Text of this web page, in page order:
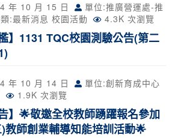
年 10 月 15 日
單位:推廣營運處-推
:最新消息 校園活動 4.3K 次瀏覽
】1131 TQC校園測驗公告(第二
年 10 月 14 日
單位:創新育成中心
1.9K 次瀏覽
】🌟敬邀全校教師踴躍報名參加
教師創業輔導知能培訓活動🌟